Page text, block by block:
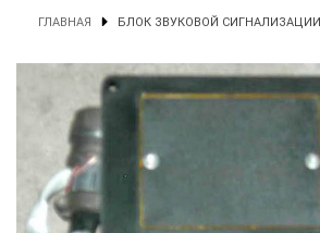
ГЛАВНАЯ БЛОК ЗВУКОВОЙ СИГНАЛИЗАЦИИ